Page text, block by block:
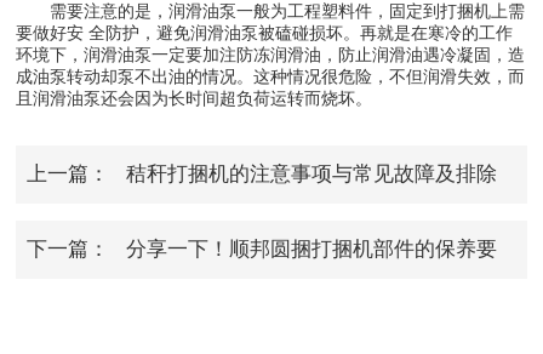
需要注意的是，润滑油泵一般为工程塑料件，固定到打捆机上需
要做好安 全防护，避免润滑油泵被磕碰损坏。再就是在寒冷的工作
环境下，润滑油泵一定要加注防冻润滑油，防止润滑油遇冷凝固，造
成油泵转动却泵不出油的情况。这种情况很危险，不但润滑失效，而
且润滑油泵还会因为长时间超负荷运转而烧坏。
上一篇： 秸秆打捆机的注意事项与常见故障及排除
下一篇： 分享一下！顺邦圆捆打捆机部件的保养要